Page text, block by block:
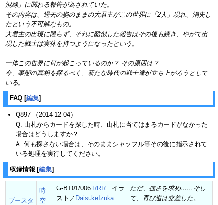
混線」に関わる報告が為されていた。
その内容は、過去の姿のままの大君主がこの世界に「2人」現れ、消失し
たという不可解なもの。
大君主の出現に限らず、それに酷似した報告はその後も続き、やがて出
現した戦士は実体を持つようになったという。
一体この世界に何が起こっているのか？ その原因は？
今、事態の真相を探るべく、新たな時代の戦士達が立ち上がろうとして
いる。
FAQ [編集]
Q897 （2014-12-04）
Q. 山札からカードを探した時、山札に当てはまるカードがなかった
場合はどうしますか？
A. 何も探さない場合は、そのままシャッフル等その後に指示されて
いる処理を実行してください。
収録情報 [編集]
ブースタ
時
空
G-BT01/006 RRR イラ
スト／ DaisukeIzuka
ただ、強さを求め……そし
て、再び道は交差した。